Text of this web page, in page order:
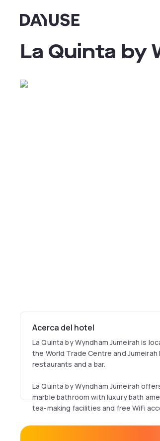
Dayuse
La Quinta by
Acerca del hotel
La Quinta by Wyndham Jumeirah is
the World Trade Centre and
restaurants and a bar.
La Quinta by Wyndham Jumeirah
marble bathroom with luxury bath
tea-making facilities and free WiFi